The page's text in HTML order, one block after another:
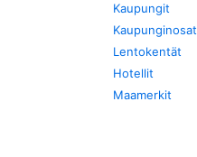
Kaupungit
Kaupunginosat
Lentokentät
Hotellit
Maamerkit